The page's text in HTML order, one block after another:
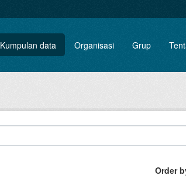
Kumpulan data Organisasi Grup
Order